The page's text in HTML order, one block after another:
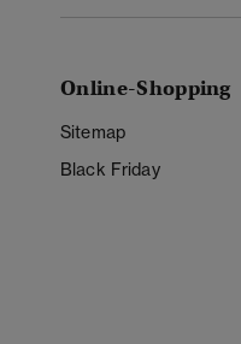
Online-Shopping
Sitemap
Black Friday